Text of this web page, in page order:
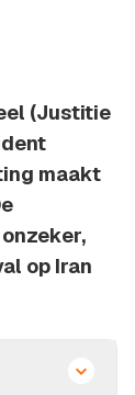
(Justitie
maakt
op Iran